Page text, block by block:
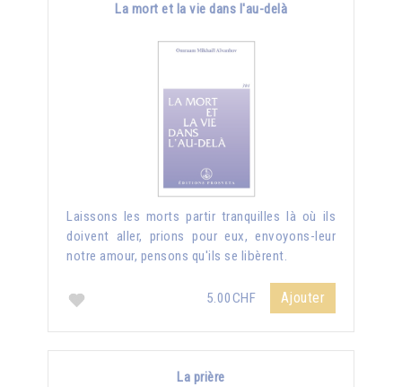
La mort et la vie dans l'au-delà
Laissons les morts partir tranquilles là où ils
doivent aller, prions pour eux, envoyons-leur
notre amour, pensons qu'ils se libèrent.
5.00CHF Ajouter
La prière